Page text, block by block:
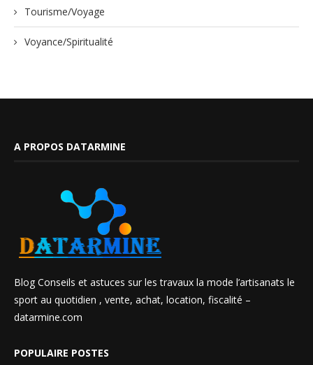
Tourisme/Voyage
Voyance/Spiritualité
A PROPOS DATARMINE
Blog Conseils et astuces sur les travaux la mode l’artisanats le
sport au quotidien , vente, achat, location, fiscalité –
datarmine.com
POPULAIRE POSTES